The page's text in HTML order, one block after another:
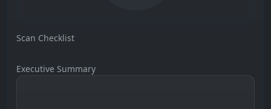
Scan Checklist
Executive Summary